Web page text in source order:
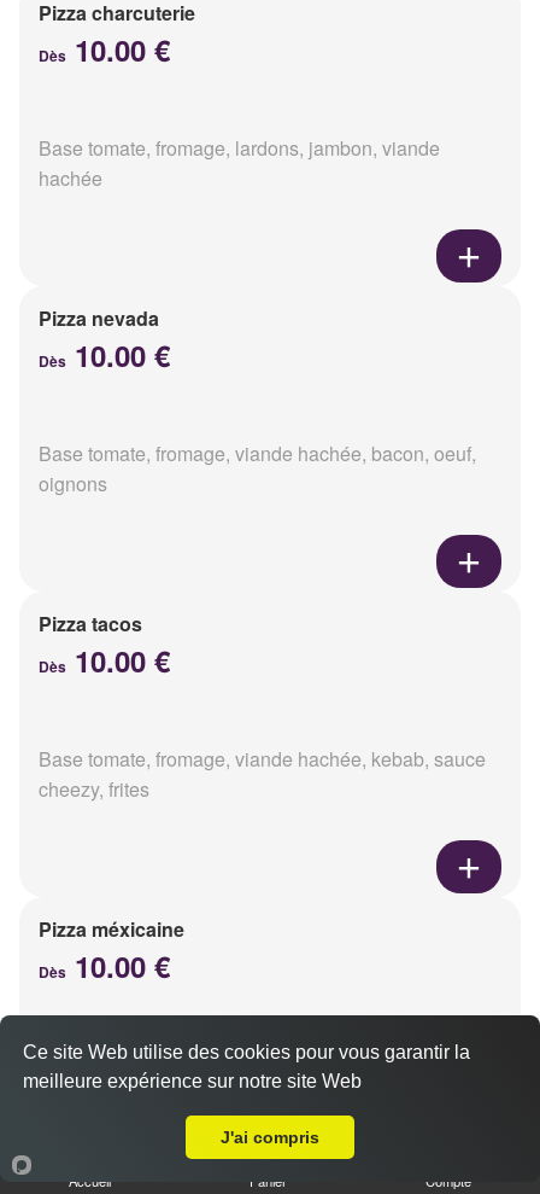
Pizza charcuterie
Dès 10.00 €
Base tomate, fromage, lardons, jambon, viande
hachée
Pizza nevada
Dès 10.00 €
Base tomate, fromage, viande hachée, bacon, oeuf,
oignons
Pizza tacos
Dès 10.00 €
Base tomate, fromage, viande hachée, kebab, sauce
cheezy, frites
Pizza méxicaine
Dès 10.00 €
Base sauce barbecue, fromage, viande hachée,
chorizo, poivrons
Accueil Panier Compte
Ce site Web utilise des cookies pour vous garantir la
meilleure expérience sur notre site Web
J'ai compris